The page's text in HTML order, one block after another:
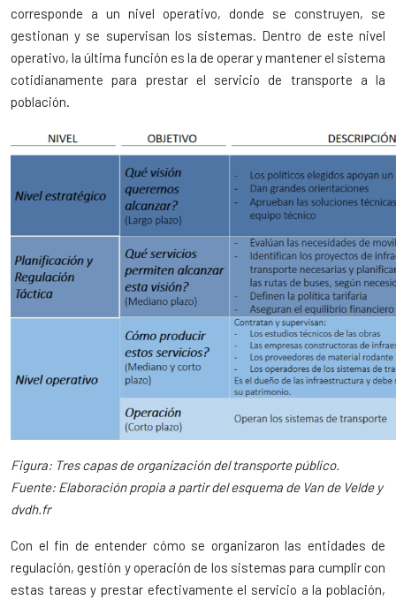
corresponde a un nivel operativo, donde se construyen, se
gestionan y se supervisan los sistemas. Dentro de este nivel
operativo, la última función es la de operar y mantener el sistema
cotidianamente para prestar el servicio de transporte a la
población.
Figura: Tres capas de organización del transporte público.
Fuente: Elaboración propia a partir del esquema de Van de Velde y
dvdh.fr
Con el fin de entender cómo se organizaron las entidades de
regulación, gestión y operación de los sistemas para cumplir con
estas tareas y prestar efectivamente el servicio a la población,